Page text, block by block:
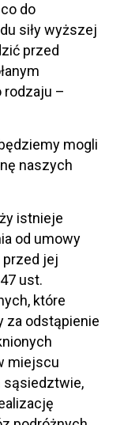
do
siły wyższej
przed
rodzaju –
mogli
naszych
istnieje
od umowy
przed jej
ust.
które
za odstąpienie
miejscu
sąsiedztwie,